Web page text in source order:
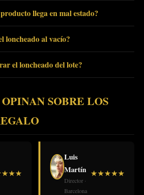
llega en mal estado?
loncheado al vacío?
el loncheado del lote?
SOBRE LOS
★★★
Luis
Martín
Director ·
Barcelona
★★★★★